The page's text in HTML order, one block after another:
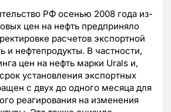
РФ осенью 2008 года из-
цен на нефть предприняло
расчетов экспортной
и нефтепродукты. В частности,
цен на нефть марки Urals и,
установления экспортных
с двух до одного месяца для
реагирования на изменения